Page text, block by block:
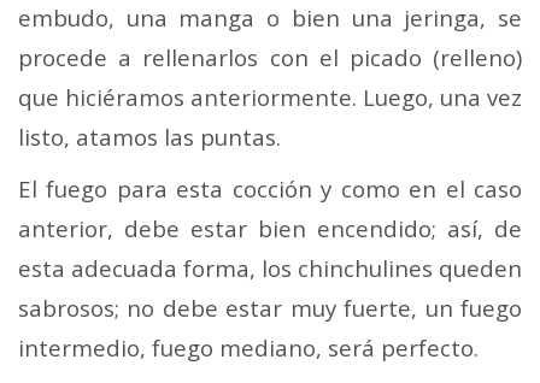
embudo, una manga o bien una jeringa, se
procede a rellenarlos con el picado (relleno)
que hiciéramos anteriormente. Luego, una vez
listo, atamos las puntas.
El fuego para esta cocción y como en el caso
anterior, debe estar bien encendido; así, de
esta adecuada forma, los chinchulines queden
sabrosos; no debe estar muy fuerte, un fuego
intermedio, fuego mediano, será perfecto.